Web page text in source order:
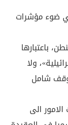
ضوء مؤشرات
باعتبارها
ولا
شامل
الى